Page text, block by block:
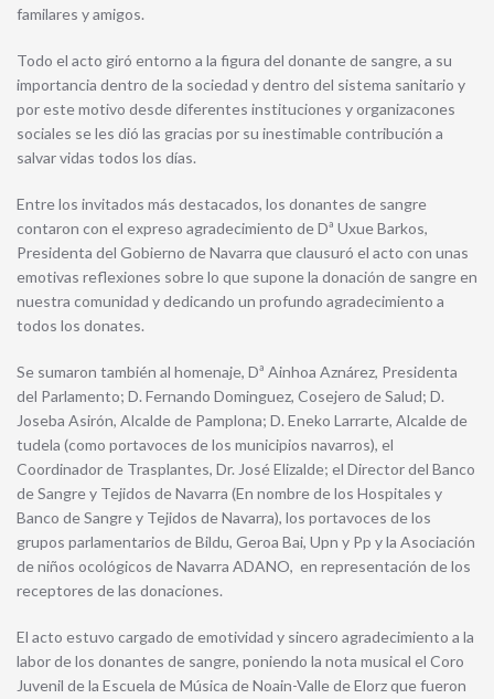
familares y amigos.
Todo el acto giró entorno a la figura del donante de sangre, a su
importancia dentro de la sociedad y dentro del sistema sanitario y
por este motivo desde diferentes instituciones y organizacones
sociales se les dió las gracias por su inestimable contribución a
salvar vidas todos los días.
Entre los invitados más destacados, los donantes de sangre
contaron con el expreso agradecimiento de Dª Uxue Barkos,
Presidenta del Gobierno de Navarra que clausuró el acto con unas
emotivas reflexiones sobre lo que supone la donación de sangre en
nuestra comunidad y dedicando un profundo agradecimiento a
todos los donates.
Se sumaron también al homenaje, Dª Ainhoa Aznárez, Presidenta
del Parlamento; D. Fernando Dominguez, Cosejero de Salud; D.
Joseba Asirón, Alcalde de Pamplona; D. Eneko Larrarte, Alcalde de
tudela (como portavoces de los municipios navarros), el
Coordinador de Trasplantes, Dr. José Elizalde; el Director del Banco
de Sangre y Tejidos de Navarra (En nombre de los Hospitales y
Banco de Sangre y Tejidos de Navarra), los portavoces de los
grupos parlamentarios de Bildu, Geroa Bai, Upn y Pp y la Asociación
de niños ocológicos de Navarra ADANO, en representación de los
receptores de las donaciones.
El acto estuvo cargado de emotividad y sincero agradecimiento a la
labor de los donantes de sangre, poniendo la nota musical el Coro
Juvenil de la Escuela de Música de Noain-Valle de Elorz que fueron